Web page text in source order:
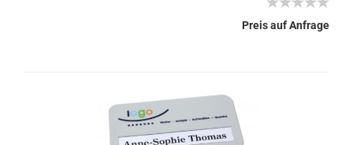
Preis auf Anfrage